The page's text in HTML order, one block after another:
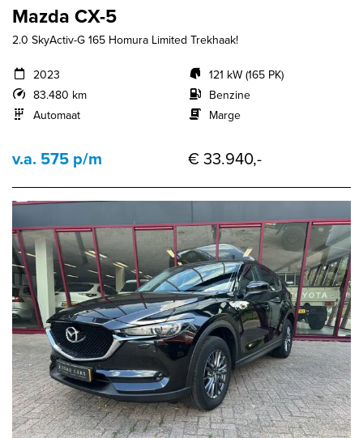
Mazda CX-5
2.0 SkyActiv-G 165 Homura Limited Trekhaak!
2023
83.480 km
Automaat
121 kW (165 PK)
Benzine
Marge
v.a. 575 p/m € 33.940,-